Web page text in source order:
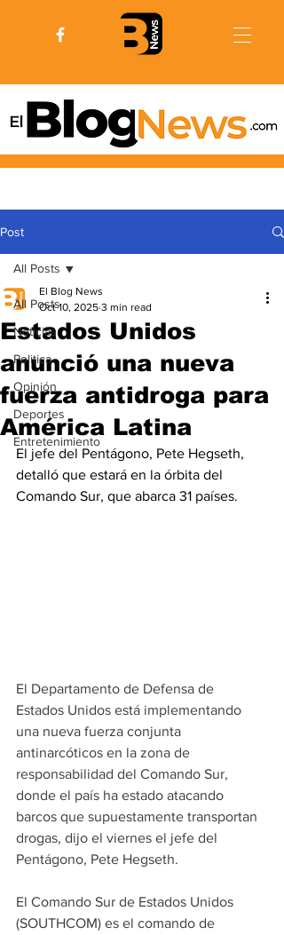
Post
All Posts
Noticias
Politica
Opinión
Deportes
Entretenimiento
All Posts
Estados Unidos
anunció una nueva
fuerza antidroga para
América Latina
El Blog News
Oct 10, 2025 3 min read
El jefe del Pentágono, Pete Hegseth,
detalló que estará en la órbita del
Comando Sur, que abarca 31 países.
El Departamento de Defensa de
Estados Unidos está implementando
una nueva fuerza conjunta
antinarcóticos en la zona de
responsabilidad del Comando Sur,
donde el país ha estado atacando
barcos que supuestamente transportan
drogas, dijo el viernes el jefe del
Pentágono, Pete Hegseth.
El Comando Sur de Estados Unidos
(SOUTHCOM) es el comando de